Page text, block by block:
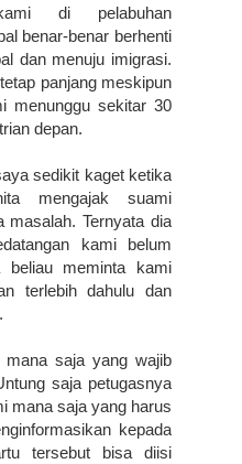
di pelabuhan
benar-benar berhenti
dan menuju imigrasi.
panjang meskipun
menunggu sekitar 30
depan.
sedikit kaget ketika
mengajak suami
masalah. Ternyata dia
kami belum
beliau meminta kami
terlebih dahulu dan
saja yang wajib
saja petugasnya
mana saja yang harus
kepada
tersebut bisa diisi